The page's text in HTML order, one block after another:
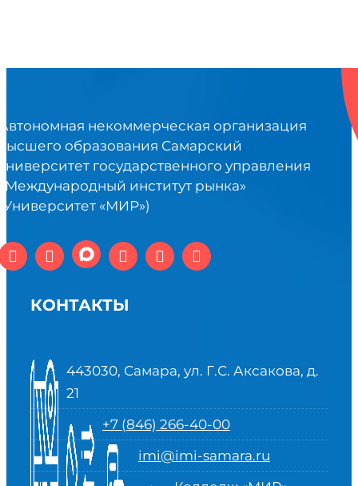
некоммерческая организация
образования Самарский
государственного управления
институт рынка»
«МИР»)
КОНТАКТЫ
443030, Самара, ул. Г.С. Аксакова, д.
21
+7 (846) 266-40-00
imi@imi-samara.ru